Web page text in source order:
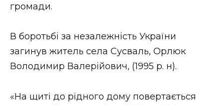
громади.
В боротьбі за незалежність України
загинув житель села Сусваль, Орлюк
Володимир Валерійович, (1995 р. н).
«На щиті до рідного дому повертається